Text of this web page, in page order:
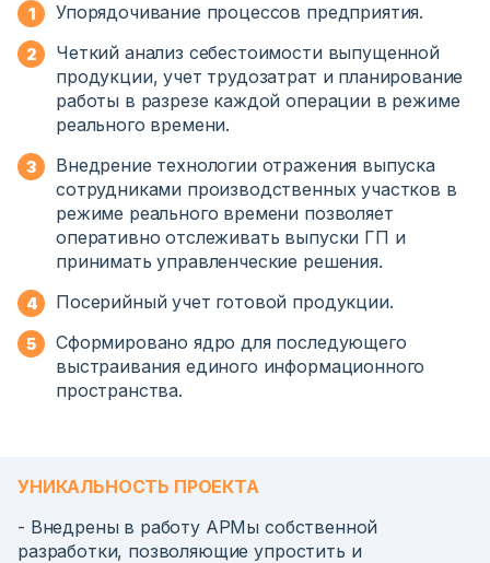
Упорядочивание процессов предприятия.
Четкий анализ себестоимости выпущенной
продукции, учет трудозатрат и планирование
работы в разрезе каждой операции в режиме
реального времени.
Внедрение технологии отражения выпуска
сотрудниками производственных участков в
режиме реального времени позволяет
оперативно отслеживать выпуски ГП и
принимать управленческие решения.
Посерийный учет готовой продукции.
Сформировано ядро для последующего
выстраивания единого информационного
пространства.
УНИКАЛЬНОСТЬ ПРОЕКТА
- Внедрены в работу АРМы собственной
разработки, позволяющие упростить и